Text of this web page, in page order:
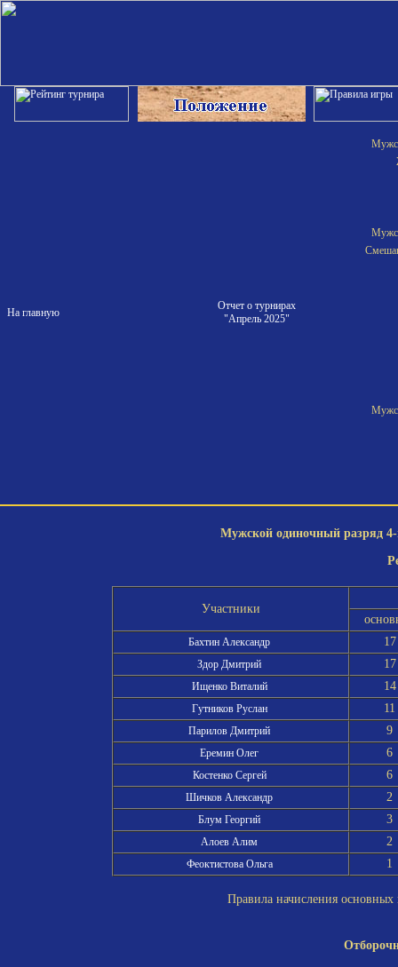
На главную
Отчет о турнирах
"Апрель 2025"
Мужской одиночный разряд 4-
Участники
Бахтин Александр 17
Здор Дмитрий 17
Ищенко Виталий 14
Гутников Руслан 11
Парилов Дмитрий 9
Еремин Олег 6
Костенко Сергей 6
Шичков Александр 2
Блум Георгий 3
Алоев Алим 2
Феоктистова Ольга 1
Правила начисления